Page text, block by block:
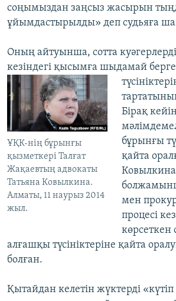
соңымыздан заңсыз жасырын
ұйымдастырылды» деп судьяға
Оның айтуынша, сотта
кезіндегі қысымға шыдамай
ҰҚК-нің бұрынғы
қызметкері Талғат
Жақаевтың адвокаты
Татьяна Ковылкина.
Алматы, 11 наурыз 2014
жыл.
Бірақ
бұрынғы
қайта
мен
процесі
көрсеткен
алғашқы түсініктеріне қайта
болған.
Қытайдан келетін жүктерді